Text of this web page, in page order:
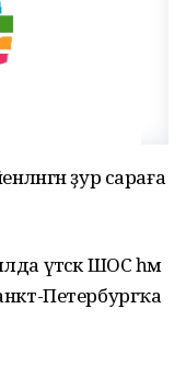
ҙур сараға
үтәсәк ШОС һәм
Петербургҡа